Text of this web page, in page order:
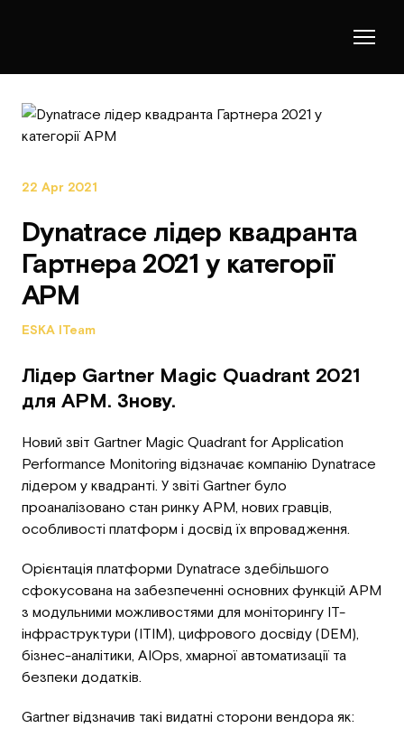
22 Apr 2021
Dynatrace лідер квадранта
Гартнера 2021 у категорії
APM
ESKA ITeam
Лідер Gartner Magic Quadrant 2021
для APM. Знову.
Новий звіт Gartner Magic Quadrant for Application
Performance Monitoring відзначає компанію Dynatrace
лідером у квадранті. У звіті Gartner було
проаналізовано стан ринку APM, нових гравців,
особливості платформ і досвід їх впровадження.
Орієнтація платформи Dynatrace здебільшого
сфокусована на забезпеченні основних функцій APM
з модульними можливостями для моніторингу ІТ-
інфраструктури (ITIM), цифрового досвіду (DEM),
бізнес-аналітики, AIOps, хмарної автоматизації та
безпеки додатків.
Gartner відзначив такі видатні сторони вендора як: